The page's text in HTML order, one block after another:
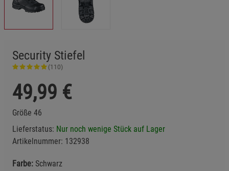
Security Stiefel
(110)
49,99 €
Größe 46
Lieferstatus: Nur noch wenige Stück auf Lager
Artikelnummer: 132938
Farbe: Schwarz